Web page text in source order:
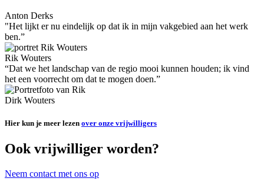
Anton Derks
"Het lijkt er nu eindelijk op dat ik in mijn vakgebied aan het werk
ben.”
Rik Wouters
“Dat we het landschap van de regio mooi kunnen houden; ik vind
het een voorrecht om dat te mogen doen.”
Dirk Wouters
Hier kun je meer lezen over onze vrijwilligers
Ook vrijwilliger worden?
Neem contact met ons op